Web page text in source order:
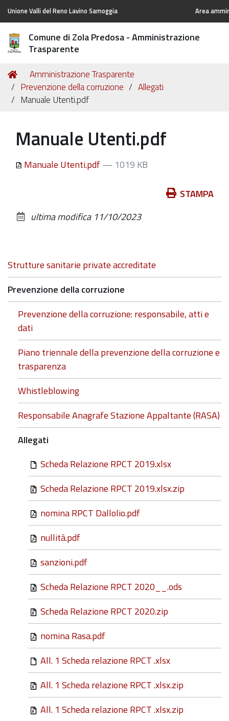
Unione Valli del Reno Lavino Samoggia Area
Comune di Zola Predosa - Amministrazione
Trasparente
Tu
sei
qui:
Home
Amministrazione Trasparente
Prevenzione della corruzione
Allegati
Manuale Utenti.pdf
Manuale Utenti.pdf
Manuale Utenti.pdf— 1019 KB
documento
STAMPA
ultima modifica 11/10/2023
Navigazione
Strutture sanitarie private accreditate
Prevenzione della corruzione
Prevenzione della corruzione: responsabile, atti e
dati
Piano triennale della prevenzione della corruzione e
trasparenza
Whistleblowing
Responsabile Anagrafe Stazione Appaltante (RASA)
Allegati
Scheda Relazione RPCT 2019.xlsx
Scheda Relazione RPCT 2019.xlsx.zip
nomina RPCT Dallolio.pdf
nullità.pdf
sanzioni.pdf
Scheda Relazione RPCT 2020__.ods
Scheda Relazione RPCT 2020.zip
nomina Rasa.pdf
All. 1 Scheda relazione RPCT .xlsx
All. 1 Scheda relazione RPCT .xlsx.zip
All. 1 Scheda relazione RPCT .xlsx.zip